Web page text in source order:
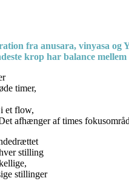
fra anusara, vinyasa og
krop har balance
timer,
et flow,
afhænger af times
stilling
stillinger